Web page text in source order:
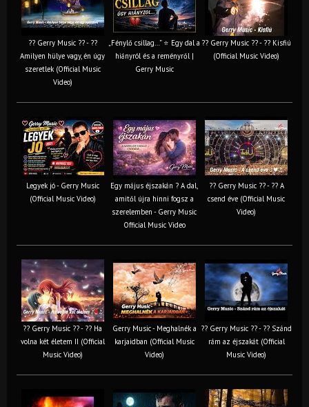
?? Gerry Music ?? - ??
Amilyen hülye vagy, én úgy
szeretlek (Official Music
Video)
„Fénylő csillag…” ⭐ Egy dal a
hiányról és a reményről |
Gerry Music
?? Gerry Music ?? - ?? Kisfiú
(Official Music Video)
Legyek jó - Gerry Music
(Official Music Video)
Egy május éjszakán ? A dal,
amitől újra hinni fogsz a
szerelemben - Gerry Music
Official Music Video
?? Gerry Music ?? - ?? A
csend éve (Official Music
Video)
?? Gerry Music ?? - ?? Ha
volna két életem II (Official
Music Video)
Gerry Music - Meghalnék a
karjaidban (Official Music
Video)
?? Gerry Music ?? - ?? Szánd
rám az éjszakát (Official
Music Video)